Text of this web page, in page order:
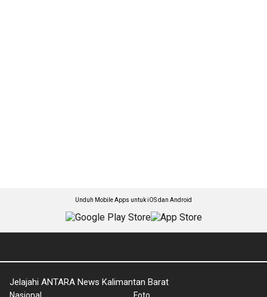
Unduh Mobile Apps untuk iOS dan Android
Jelajahi ANTARA News Kalimantan Barat